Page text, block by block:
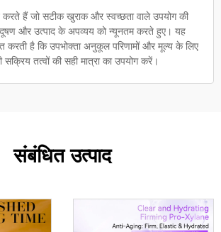
करते हैं जो सटीक खुराक और स्वच्छता वाले उपयोग की
और उत्पाद के अपव्यय को न्यूनतम करते हुए। यह
करती है कि उपभोक्ता अनुकूल परिणामों और मूल्य के लिए
सक्रिय तत्वों की सही मात्रा का उपयोग करें।
संबंधित उत्पाद